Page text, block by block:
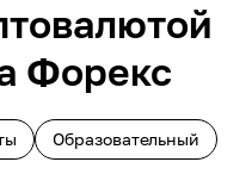
Форекс
Образовательный